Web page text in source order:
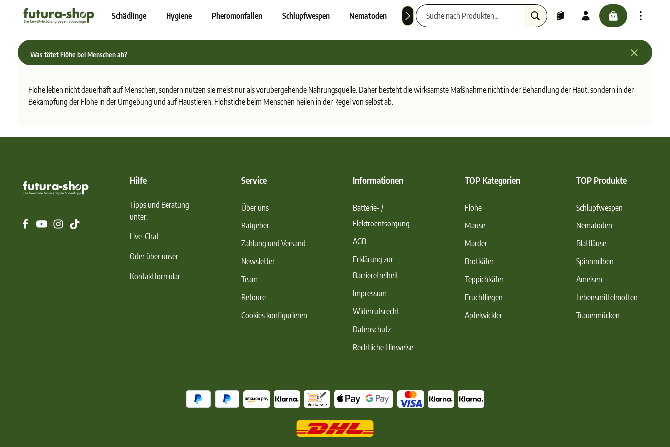
springen Schädlinge Hygiene Pheromonfallen Schlupfwespen Nematoden Nützlinge Haustiere
Was tötet Flöhe bei Menschen ab?
Flöhe leben nicht dauerhaft auf Menschen, sondern nutzen sie meist nur als vorübergehende Nahrungsquelle. Daher besteht die wirksamste Maßnahme nicht in der Behandlung der Haut, sondern in der
Bekämpfung der Flöhe in der Umgebung und auf Haustieren. Flohstiche beim Menschen heilen in der Regel von selbst ab.
Hilfe
Tipps und Beratung
unter:
Live-Chat
Oder über unser
Kontaktformular
Service
Über uns
Ratgeber
Zahlung und Versand
Newsletter
Team
Retoure
Cookies konfigurieren
Informationen
Batterie- /
Elektroentsorgung
AGB
Erklärung zur
Barrierefreiheit
Impressum
Widerrufsrecht
Datenschutz
Rechtliche Hinweise
TOP Kategorien
Flöhe
Mäuse
Marder
Brotkäfer
Teppichkäfer
Fruchfliegen
Apfelwickler
TOP Produkte
Schlupfwespen
Nematoden
Blattläuse
Spinnmilben
Ameisen
Lebensmittelmotten
Trauermücken